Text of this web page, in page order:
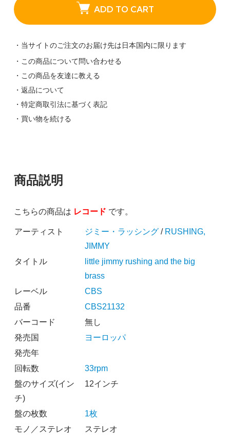
ADD TO CART
・当サイトのご注文のお届け先は日本国内に限ります
・この商品について問い合わせる
・この商品を友達に教える
・返品について
・特定商取引法に基づく表記
・買い物を続ける
商品説明
こちらの商品は レコード です。
アーティスト ジミー・ラッシング/ RUSHING,
JIMMY
タイトル
little jimmy rushing and the big
brass
レーベル
CBS
品番
CBS21132
バーコード
無し
発売国
ヨーロッパ
発売年
回転数
33rpm
盤のサイズ(イン
チ)
12インチ
盤の枚数
1枚
モノ／ステレオ
ステレオ